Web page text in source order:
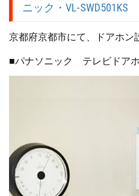
ニック・VL-SWD501KS
京都府京都市にて、ドアホン
■パナソニック テレビドア